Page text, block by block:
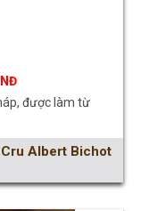
được làm từ
Albert Bichot